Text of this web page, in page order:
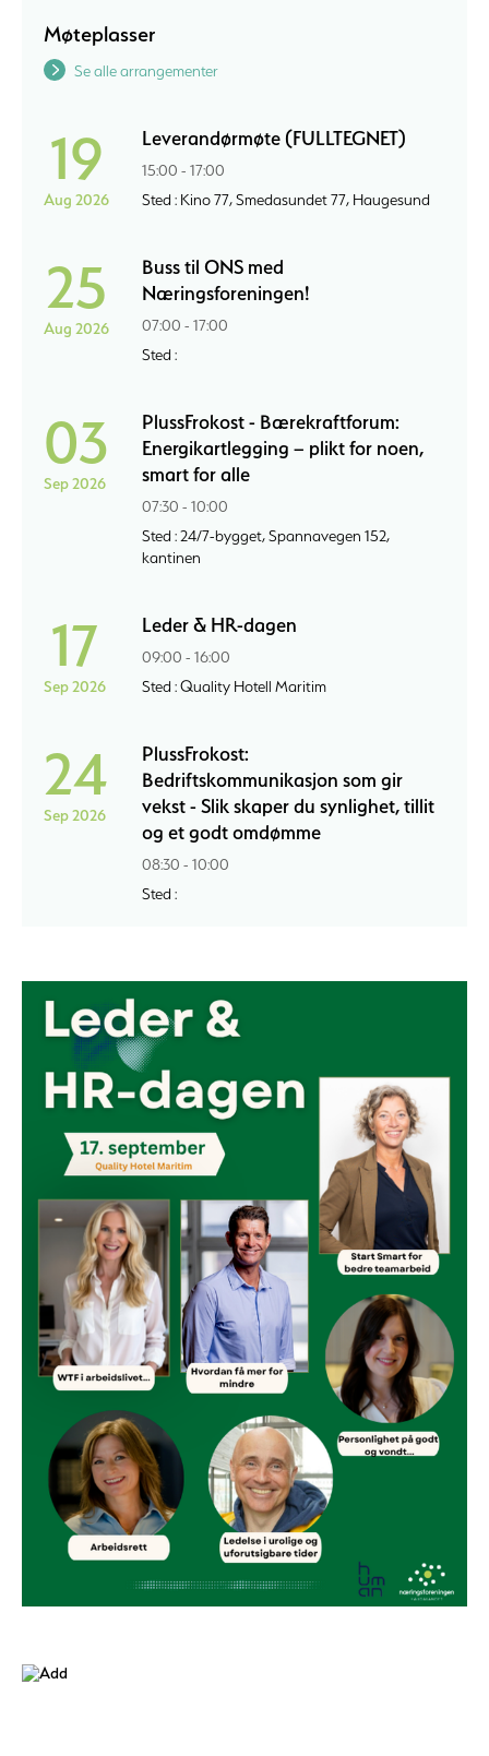
Møteplasser
Se alle arrangementer
19
Aug 2026
Leverandørmøte (FULLTEGNET)
15:00 - 17:00
Sted : Kino 77, Smedasundet 77, Haugesund
25
Aug 2026
Buss til ONS med
Næringsforeningen!
07:00 - 17:00
Sted :
03
Sep 2026
PlussFrokost - Bærekraftforum:
Energikartlegging – plikt for noen,
smart for alle
07:30 - 10:00
Sted : 24/7-bygget, Spannavegen 152,
kantinen
17
Sep 2026
Leder & HR-dagen
09:00 - 16:00
Sted : Quality Hotell Maritim
24
Sep 2026
PlussFrokost:
Bedriftskommunikasjon som gir
vekst - Slik skaper du synlighet, tillit
og et godt omdømme
08:30 - 10:00
Sted :